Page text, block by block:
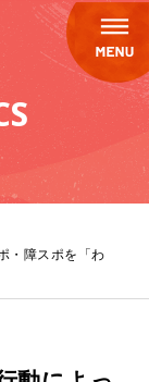
・障スポを「わ